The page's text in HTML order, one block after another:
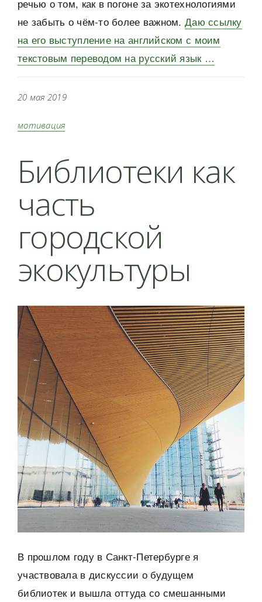
речью о том, как в погоне за экотехнологиями
не забыть о чём-то более важном. Даю ссылку
на его выступление на английском с моим
текстовым переводом на русский язык …
20 мая 2019
мотивация
Библиотеки как
часть
городской
экокультуры
В прошлом году в Санкт-Петербурге я
участвовала в дискуссии о будущем
библиотек и вышла оттуда со смешанными